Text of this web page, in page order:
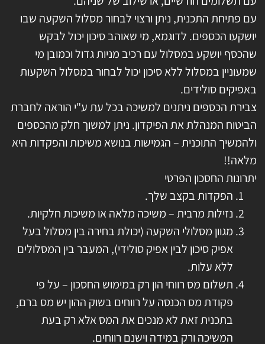
עם פתיחת התכנית, ניתן ורצוי לבחור מסלול השקעה שבו
יושקעו הכספים. לדוגמא, מי שאוהב סיכון יכול לבקש
שהכסף יושקע במסלול עם רכיב מניות גדול וכמובן מי
שמעוניין במסלול ללא סיכון יכול לבחור במסלול השקעות
באפיקים סולידים.
צבירת הכספים ניתנים למשיכה בכל עת ע"י הוראה לחברת
הביטוח המנהלת את הפיקדון. ניתן למשוך חלק מהכספים
ולהמשיך התוכנית – הגמישות בנושא משיכות והפקדות היא
מלאה!!
יתרונות החסכון הפרטי
הפקדות בקצב שלך.
נזילות מרבית – משיכה מלאה או משיכות חלקיות.
מגוון מסלולי השקעה (יכולת בחירה בין מסלול בעל
אפיק סיכון לבין אפיק סולידי), המעבר בין המסלולים
ללא עלות.
תשלום מס רווחי הון רק במימוש החסכון – על פי
פקודת מס הכנסה על רווחים בשוק ההון יש מס ברם,
בתכנית זאת לא מנכים את המס אלא רק בעת
המשיכה ורק במידה וישנם רווחים.